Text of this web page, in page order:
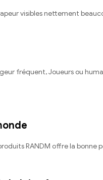
visibles nettement
fréquent, Joueurs ou
RANDM offre la bonne